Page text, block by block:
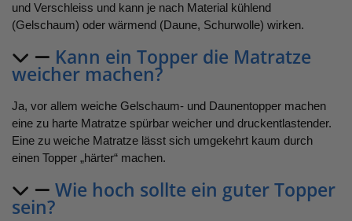
und Verschleiss und kann je nach Material kühlend
(Gelschaum) oder wärmend (Daune, Schurwolle) wirken.
Kann ein Topper die Matratze
weicher machen?
Ja, vor allem weiche Gelschaum- und Daunentopper machen
eine zu harte Matratze spürbar weicher und druckentlastender.
Eine zu weiche Matratze lässt sich umgekehrt kaum durch
einen Topper „härter“ machen.
Wie hoch sollte ein guter Topper
sein?